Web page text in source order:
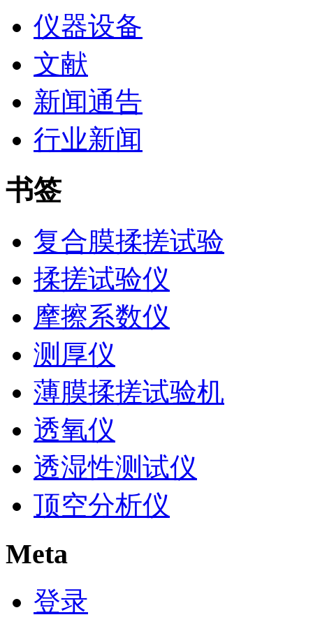
仪器设备
文献
新闻通告
行业新闻
书签
复合膜揉搓试验
揉搓试验仪
摩擦系数仪
测厚仪
薄膜揉搓试验机
透氧仪
透湿性测试仪
顶空分析仪
Meta
登录